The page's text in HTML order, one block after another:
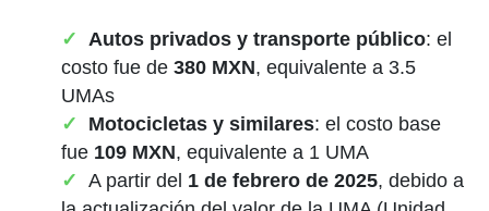
Autos privados y transporte público: el
costo fue de 380 MXN, equivalente a 3.5
UMAs
Motocicletas y similares: el costo base
fue 109 MXN, equivalente a 1 UMA
A partir del 1 de febrero de 2025, debido a